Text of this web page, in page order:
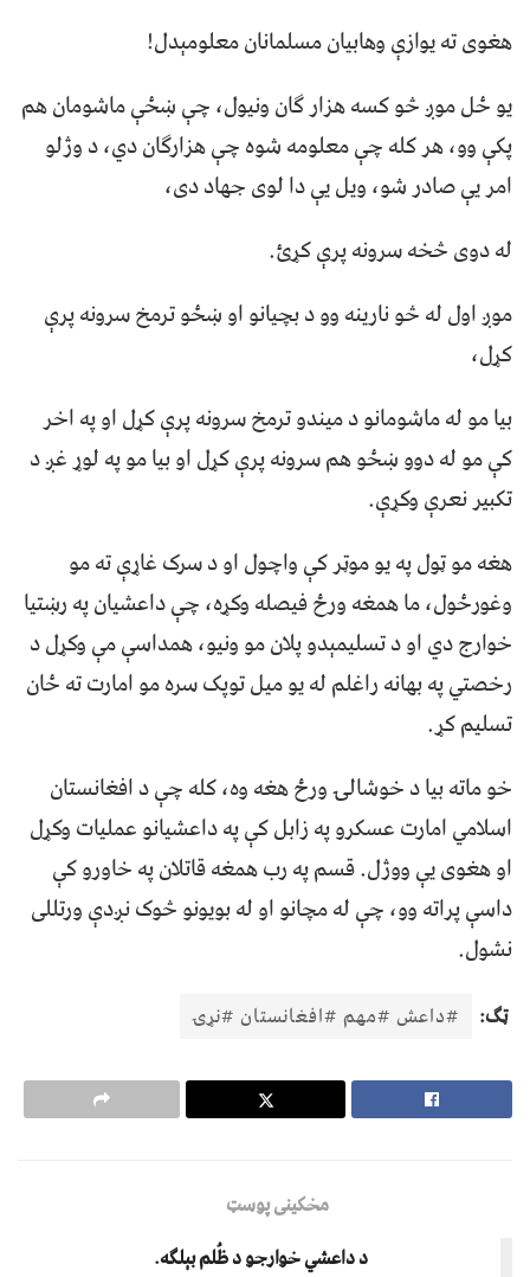
هغوى ته يواﺯې وهابيان مسلمانان معلومېدل!
يو ځل موږ څو کسه هزار ګان ونیول، چې ښځې ماشومان هم
پکې وو، هر کله چې معلومه شوه چې هزارګان دي، د وژلو
امر يې صادر شو، ويل يې دا لوى جهاد دی،
له دوى څخه سرونه پرې کړئ.
موږ اول له څو نارینه وو د بچيانو او ښځو ترمخ سرونه پرې
کړل،
بيا مو له ماشومانو د ميندو ترمخ سرونه پرې کړل او په اخر
کې مو له دوو ښځو هم سرونه پرې کړل او بيا مو په لوړ غږ د
تکبير نعرې وکړې.
هغه مو ټول په يو موټر کې واچول او د سرک غاړې ته مو
وغورځول، ما همغه ورځ فيصله وکړه، چې داعشيان په رښتيا
خوارج دي او د تسليمېدو پلان مو ونيو، همداسې مې وکړل د
رخصتي په بهانه راغلم له يو ميل توپک سره مو امارت ته ځان
تسليم کړ.
خو ماته بيا د خوشالۍ ورځ هغه وه، کله چې د افغانستان
اسلامي امارت عسکرو په ﺯابل کې په داعشيانو عمليات وکړل
او هغوى يې ووژل. قسم په رب همغه قاتلان په خاورو کې
داسې پراته وو، چې له مچانو او له بويونو څوک نږدې ورتللى
نشول.
ټګ: #داعش #مهم #افغانستان #نړۍ
مخکینی پوسټ
د داعشي خوارجو د ظُلم بېلګه.